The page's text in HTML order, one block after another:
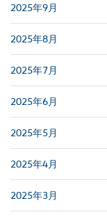
2025年9月
2025年8月
2025年7月
2025年6月
2025年5月
2025年4月
2025年3月